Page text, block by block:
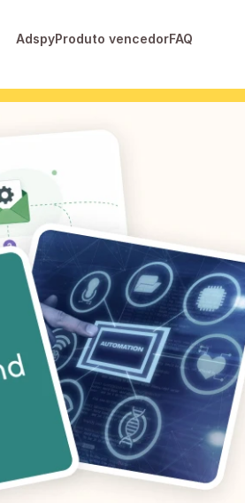
AdspyProduto vencedorFAQ